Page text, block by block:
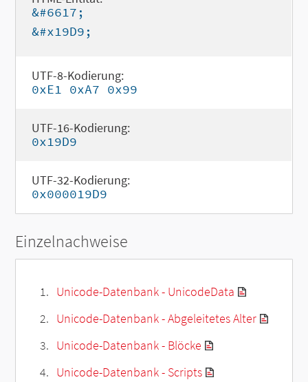
&#6617;
&#x19D9;
UTF-8-Kodierung:
0xE1 0xA7 0x99
UTF-16-Kodierung:
0x19D9
UTF-32-Kodierung:
0x000019D9
Einzelnachweise
Unicode-Datenbank - UnicodeData
Unicode-Datenbank - Abgeleitetes Alter
Unicode-Datenbank - Blöcke
Unicode-Datenbank - Scripts